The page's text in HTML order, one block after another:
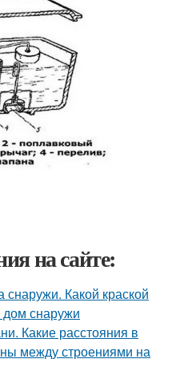
на сайте:
Какой краской
снаружи
Какие расстояния в
между строениями на